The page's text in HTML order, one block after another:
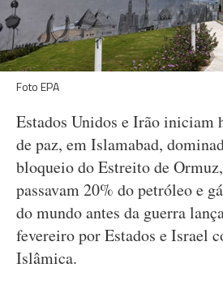
Foto EPA
Estados Unidos e Irão iniciam
de paz, em Islamabad,
bloqueio do Estreito de
passavam 20% do petróleo e
do mundo antes da guerra
fevereiro por Estados e Israel
Islâmica.